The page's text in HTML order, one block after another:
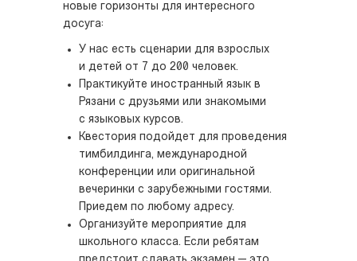
новые горизонты для интересного
досуга:
У нас есть сценарии для взрослых
и детей от 7 до 200 человек.
Практикуйте иностранный язык в
Рязани с друзьями или знакомыми
с языковых курсов.
Квестория подойдет для проведения
тимбилдинга, международной
конференции или оригинальной
вечеринки с зарубежными гостями.
Приедем по любому адресу.
Организуйте мероприятие для
школьного класса. Если ребятам